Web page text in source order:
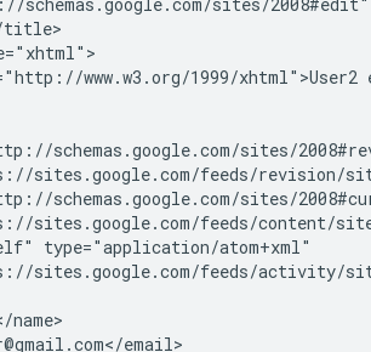
www.w3.org/1999/xhtml">User2
schemas.google.com/sites/
sites.google.com/feeds/revision/
schemas.google.com/sites/
sites.google.com/feeds/content/
type="application/atom+xml"
sites.google.com/feeds/activity/
name>
email>